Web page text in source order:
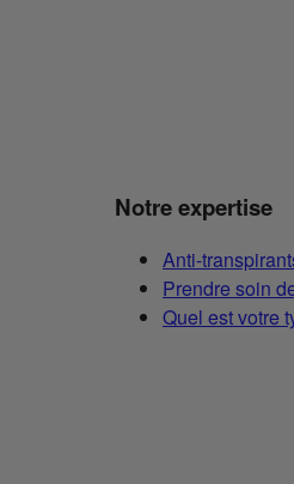
Notre expertise
Anti-
Prendre soin
Quel est votre